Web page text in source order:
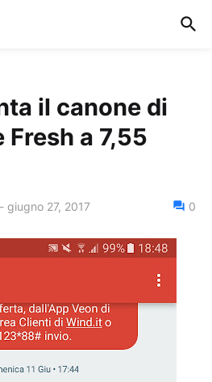
il canone di
a 7,55
- giugno 27, 2017 0